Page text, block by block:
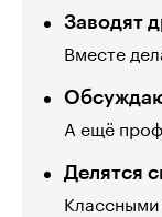
Заводят
Вместе
А ещё
Делятся